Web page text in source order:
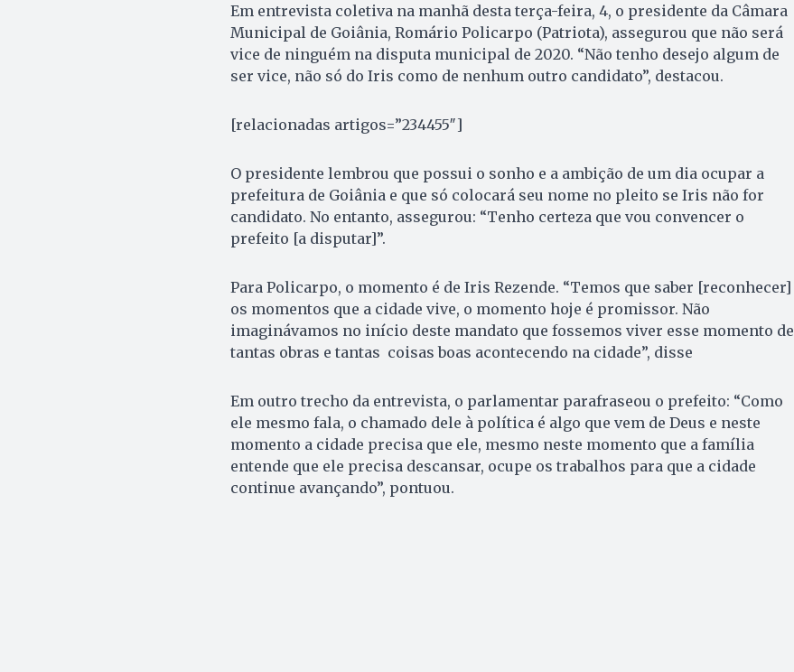
Em entrevista coletiva na manhã desta terça-feira, 4, o presidente da Câmara
Municipal de Goiânia, Romário Policarpo (Patriota), assegurou que não será
vice de ninguém na disputa municipal de 2020. “Não tenho desejo algum de
ser vice, não só do Iris como de nenhum outro candidato”, destacou.
[relacionadas artigos=”234455″]
O presidente lembrou que possui o sonho e a ambição de um dia ocupar a
prefeitura de Goiânia e que só colocará seu nome no pleito se Iris não for
candidato. No entanto, assegurou: “Tenho certeza que vou convencer o
prefeito [a disputar]”.
Para Policarpo, o momento é de Iris Rezende. “Temos que saber [reconhecer]
os momentos que a cidade vive, o momento hoje é promissor. Não
imaginávamos no início deste mandato que fossemos viver esse momento de
tantas obras e tantas coisas boas acontecendo na cidade”, disse
Em outro trecho da entrevista, o parlamentar parafraseou o prefeito: “Como
ele mesmo fala, o chamado dele à política é algo que vem de Deus e neste
momento a cidade precisa que ele, mesmo neste momento que a família
entende que ele precisa descansar, ocupe os trabalhos para que a cidade
continue avançando”, pontuou.